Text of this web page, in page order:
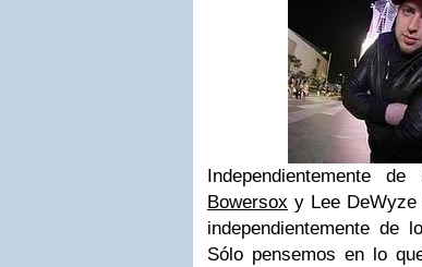
Independientemente
Bowersox y Lee
independientemente de
Sólo pensemos en lo